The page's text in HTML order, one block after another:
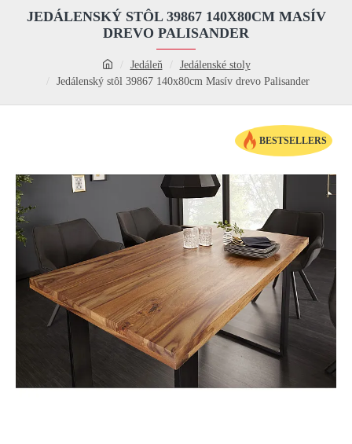
Jedáleň
Jedálenské stoly
Jedálenský stôl 39867 140x80cm Masív drevo Palisander
JEDÁLENSKÝ STÔL 39867 140X80CM MASÍV
DREVO PALISANDER
BESTSELLERS